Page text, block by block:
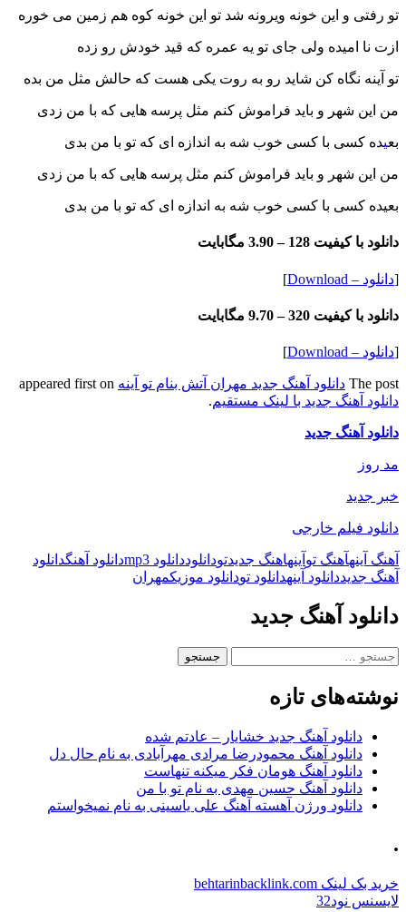
تو رفتی و این خونه ویرونه شد تو این خونه کوه هم زمین می خوره
ازت نا امیده ولی جای تو یه عمره که قید خودش رو زده
تو آینه نگاه کن شاید رو به روت یکی هست که حالش مثل من بده
من این شهر و باید فراموش کنم مثل پرسه هایی که با من زدی
بعیده کسی با کسی خوب شه به اندازه ای که تو با من بدی
من این شهر و باید فراموش کنم مثل پرسه هایی که با من زدی
بعیده کسی با کسی خوب شه به اندازه ای که تو با من بدی
دانلود با کیفیت 128 – 3.90 مگابایت
[دانلود – Download ]
دانلود با کیفیت 320 – 9.70 مگابایت
[دانلود – Download ]
The post دانلود آهنگ جدید مهران آتش بنام تو آینه
دانلود آهنگ جدید با لینک مستقیم.
دانلود آهنگ جدید
مد روز
خبر جدید
دانلود فیلم خارجی
آهنگ آینهآهنگ تو آینهاهنگ جدیدتودانلوددانلود mp3 دانلود آهنگدانلود
آهنگ جدیددانلود آینهدانلود تودانلود موزیکمهران
دانلود آهنگ جدید
جستجو
نوشته‌های تازه
دانلود آهنگ جدید خشایار – عادتم شده
دانلود آهنگ محمودرضا مرادی مهرآبادی به نام حال دل
دانلود آهنگ هومان فکر میکنه تنهاست
دانلود آهنگ حسین مهدی به نام تو با من
دانلود ورژن آهسته آهنگ علی یاسینی به نام نمیخواستم
.
خرید بک لینک behtarinbacklink.com
لایسنس نود32